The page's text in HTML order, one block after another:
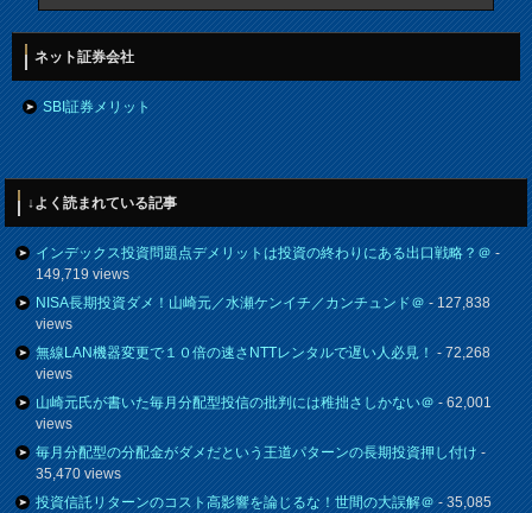
ネット証券会社
SBI証券メリット
↓よく読まれている記事
インデックス投資問題点デメリットは投資の終わりにある出口戦略？＠-
149,719 views
NISA長期投資ダメ！山崎元／水瀬ケンイチ／カンチュンド＠- 127,838
views
無線LAN機器変更で１０倍の速さNTTレンタルで遅い人必見！- 72,268
views
山崎元氏が書いた毎月分配型投信の批判には稚拙さしかない＠- 62,001
views
毎月分配型の分配金がダメだという王道パターンの長期投資押し付け-
35,470 views
投資信託リターンのコスト高影響を論じるな！世間の大誤解＠- 35,085